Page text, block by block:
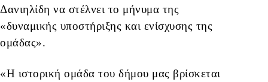
Δανιηλίδη να στέλνει το μήνυμα της
«δυναμικής υποστήριξης και ενίσχυσης της
ομάδας».
«Η ιστορική ομάδα του δήμου μας βρίσκεται